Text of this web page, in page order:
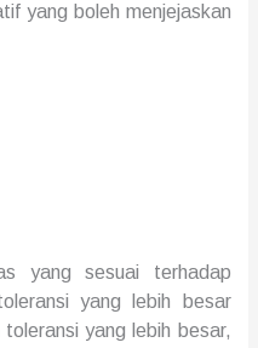
yang boleh menjejaskan
yang sesuai terhadap
yang lebih besar
yang lebih besar,